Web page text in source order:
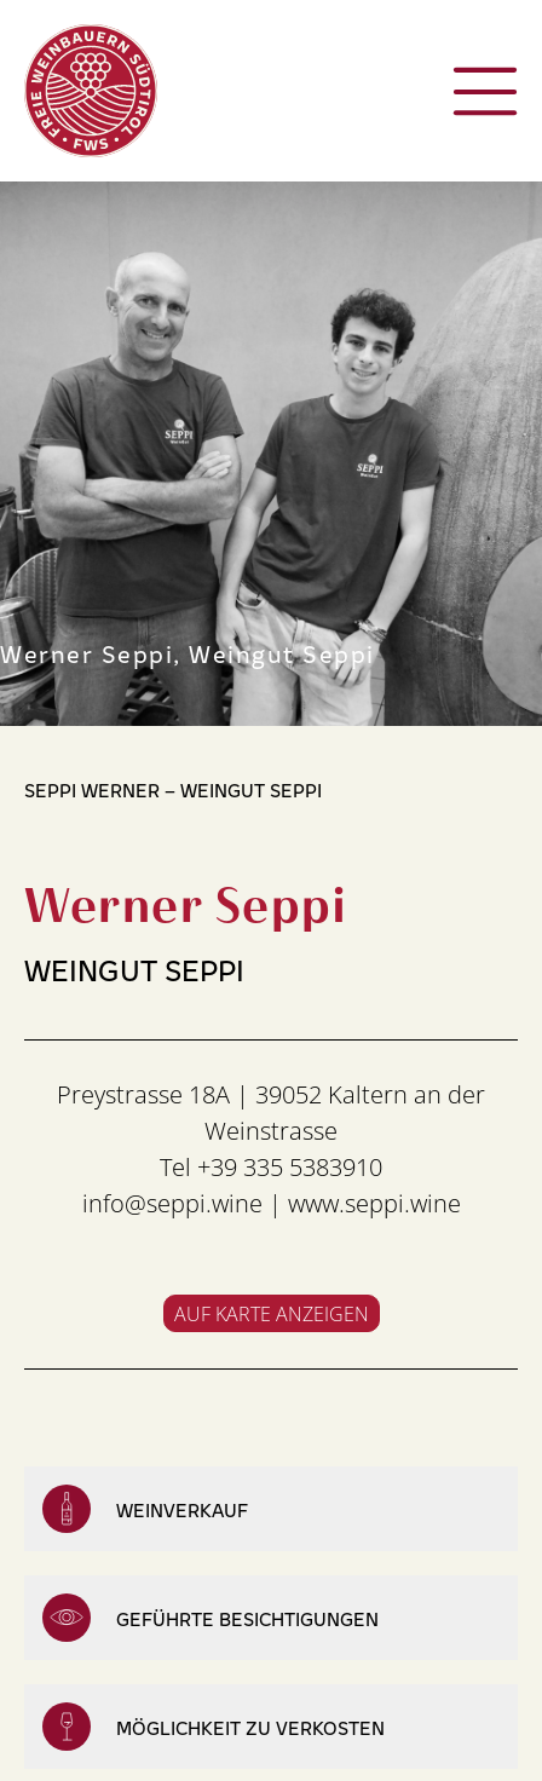
Werner Seppi, Weingut Seppi
SEPPI WERNER – WEINGUT SEPPI
Werner Seppi
WEINGUT SEPPI
Preystrasse 18A | 39052 Kaltern an der
Weinstrasse
Tel +39 335 5383910
info@seppi.wine | www.seppi.wine
AUF KARTE ANZEIGEN
WEINVERKAUF
GEFÜHRTE BESICHTIGUNGEN
MÖGLICHKEIT ZU VERKOSTEN